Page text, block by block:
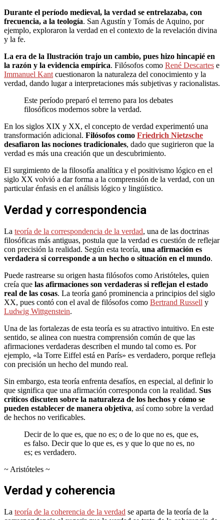
Durante el período medieval, la verdad se entrelazaba, con
frecuencia, a la teología. San Agustín y Tomás de Aquino, por
ejemplo, exploraron la verdad en el contexto de la revelación divina
y la fe.
La era de la Ilustración trajo un cambio, pues hizo hincapié en
la razón y la evidencia empírica. Filósofos como René Descartes e
Immanuel Kant cuestionaron la naturaleza del conocimiento y la
verdad, dando lugar a interpretaciones más subjetivas y racionalistas.
Este período preparó el terreno para los debates
filosóficos modernos sobre la verdad.
En los siglos XIX y XX, el concepto de verdad experimentó una
transformación adicional. Filósofos como Friedrich Nietzsche
desafiaron las nociones tradicionales, dado que sugirieron que la
verdad es más una creación que un descubrimiento.
El surgimiento de la filosofía analítica y el positivismo lógico en el
siglo XX volvió a dar forma a la comprensión de la verdad, con un
particular énfasis en el análisis lógico y lingüístico.
Verdad y correspondencia
La teoría de la correspondencia de la verdad, una de las doctrinas
filosóficas más antiguas, postula que la verdad es cuestión de reflejar
con precisión la realidad. Según esta teoría, una afirmación es
verdadera si corresponde a un hecho o situación en el mundo.
Puede rastrearse su origen hasta filósofos como Aristóteles, quien
creía que las afirmaciones son verdaderas si reflejan el estado
real de las cosas. La teoría ganó prominencia a principios del siglo
XX, pues contó con el aval de filósofos como Bertrand Russell y
Ludwig Wittgenstein.
Una de las fortalezas de esta teoría es su atractivo intuitivo. En este
sentido, se alinea con nuestra comprensión común de que las
afirmaciones verdaderas describen el mundo tal como es. Por
ejemplo, «la Torre Eiffel está en París» es verdadero, porque refleja
con precisión un hecho del mundo real.
Sin embargo, esta teoría enfrenta desafíos, en especial, al definir lo
que significa que una afirmación corresponda con la realidad. Sus
críticos discuten sobre la naturaleza de los hechos y cómo se
pueden establecer de manera objetiva, así como sobre la verdad
de hechos no verificables.
Decir de lo que es, que no es; o de lo que no es, que es,
es falso. Decir que lo que es, es y que lo que no es, no
es; es verdadero.
~ Aristóteles ~
Verdad y coherencia
La teoría de la coherencia de la verdad se aparta de la teoría de la